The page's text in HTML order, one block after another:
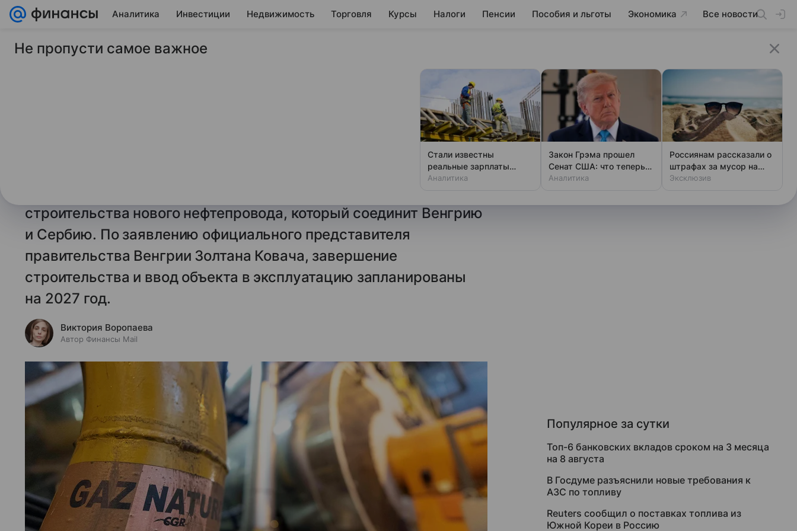
Аналитика Инвестиции Недвижимость Торговля Курсы Налоги Пенсии Пособия и льготы Экономика Все новости
21 июля 2025 Финансы Mail
Министр иностранных дел Венгрии Петер Сийярто сообщил
строительства нового нефтепровода, который соединит Венгрию
и Сербию. По заявлению официального представителя
правительства Венгрии Золтана Ковача, завершение
строительства и ввод объекта в эксплуатацию запланированы
на 2027 год.
Виктория Воропаева
Автор Финансы Mail
Популярное за сутки
Топ-6 банковских вкладов сроком на 3 месяца
на 8 августа
В Госдуме разъяснили новые требования к
АЗС по топливу
Reuters сообщил о поставках топлива из
Южной Кореи в Россию
Не пропусти самое важное
Стали известны
реальные зарплаты
строителей в РФ: цифры
Аналитика
Закон Грэма прошел
Сенат США: что теперь
будет с Россией
Аналитика
Россиянам рассказали о
штрафах за мусор на
пляже
Эксклюзив